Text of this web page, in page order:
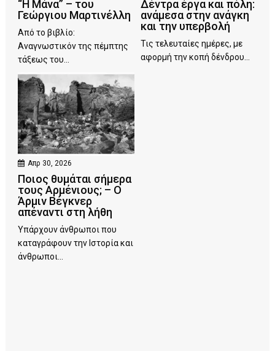
“Η Μάνα” – του
Γεώργιου Μαρτινέλλη
Από το βιβλίο:
Αναγνωστικόν της πέμπτης
τάξεως του...
Δέντρα έργα και πόλη:
ανάμεσα στην ανάγκη
και την υπερβολή
Τις τελευταίες ημέρες, με
αφορμή την κοπή δένδρου...
Απρ 30, 2026
Ποιος θυμάται σήμερα
τους Αρμένιους; – Ο
Άρμιν Βέγκνερ
απέναντι στη λήθη
Υπάρχουν άνθρωποι που
καταγράφουν την Ιστορία και
άνθρωποι...